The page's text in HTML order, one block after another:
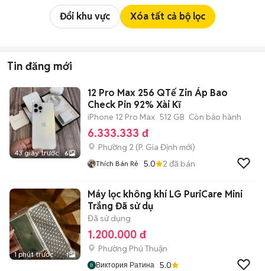
Đổi khu vực Xóa tất cả bộ lọc
Tin đăng mới
43 giây trước 6
12 Pro Max 256 QTế Zin Áp Bao
Check Pin 92% Xài Kĩ
iPhone 12 Pro Max 512 GB Còn bảo hành
6.333.333 đ
Phường 2 (P. Gia Định mới)
Thích Bán Rẻ 5.0 2 đã bán
1 phút trước 1
Máy lọc không khí LG PuriCare Mini
Trắng Đã sử dụ
Đã sử dụng
1.200.000 đ
Phường Phú Thuận
Виктория Ратина 5.0